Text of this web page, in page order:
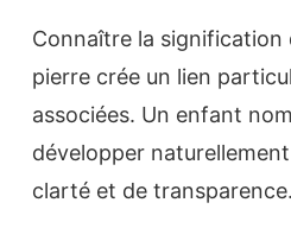
Connaître la signification
pierre crée un lien
associées. Un enfant
développer
clarté et de transparence.